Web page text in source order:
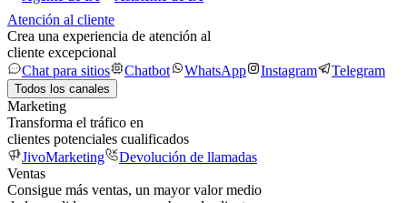
Atención al cliente
Crea una experiencia de atención al
cliente excepcional
Chat para sitios
Chatbot WhatsApp Instagram Telegram
Todos los canales
Marketing
Transforma el tráfico en
clientes potenciales cualificados
JivoMarketing
Devolución de llamadas
Ventas
Consigue más ventas, un mayor valor medio